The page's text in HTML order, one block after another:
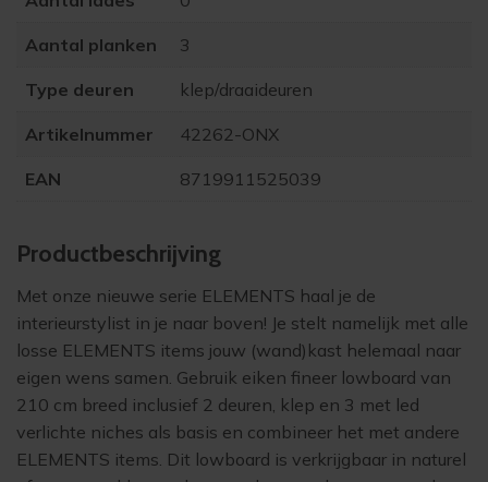
Aantal planken 3
Type deuren klep/draaideuren
Artikelnummer 42262-ONX
EAN 8719911525039
Product­beschrijving
Met onze nieuwe serie ELEMENTS haal je de
interieurstylist in je naar boven! Je stelt namelijk met alle
losse ELEMENTS items jouw (wand)kast helemaal naar
eigen wens samen. Gebruik eiken fineer lowboard van
210 cm breed inclusief 2 deuren, klep en 3 met led
verlichte niches als basis en combineer het met andere
ELEMENTS items. Dit lowboard is verkrijgbaar in naturel